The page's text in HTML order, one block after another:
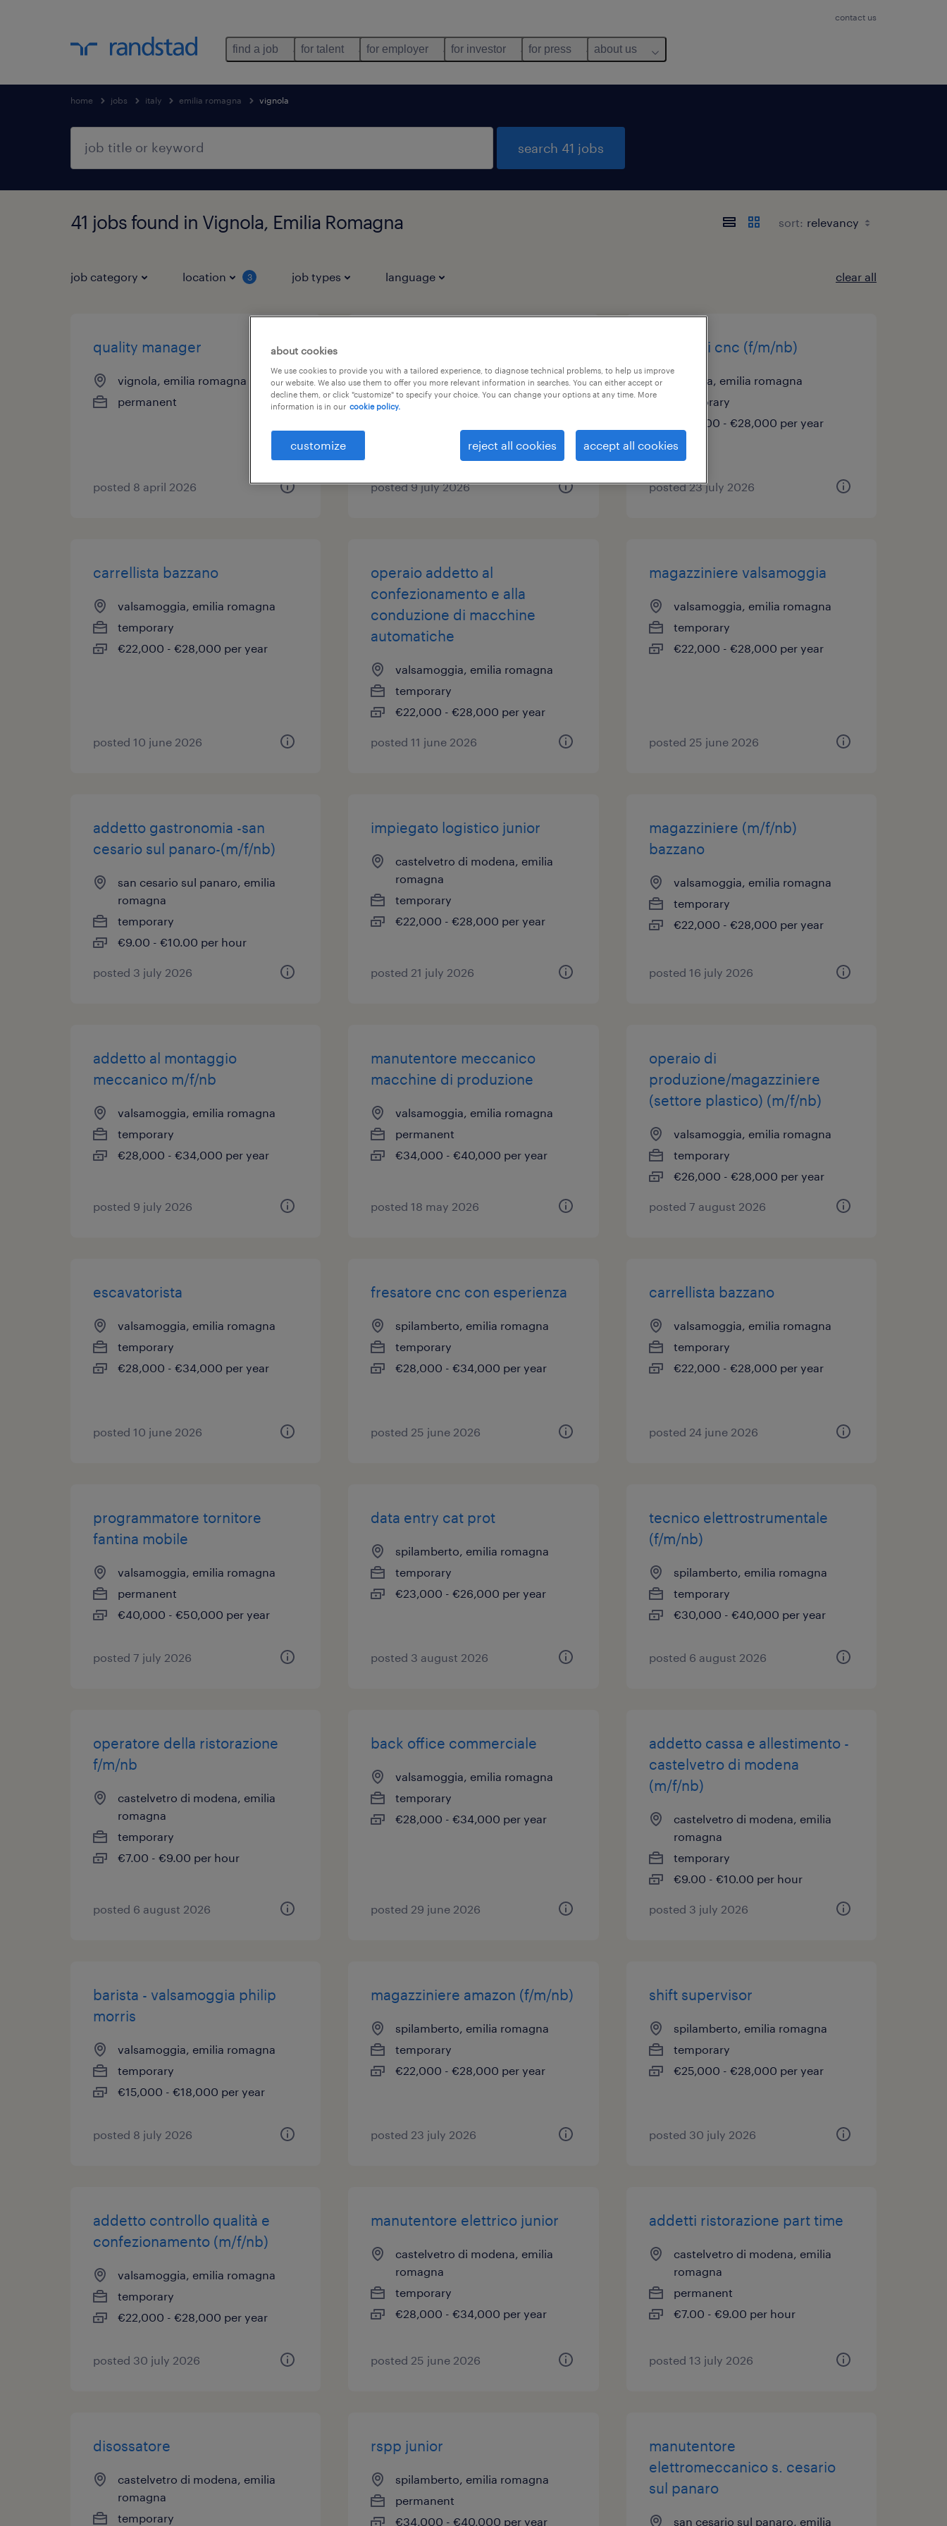
contact us
find a job for talent for employer for investor for press about us
home jobs italy emilia romagna vignola
search 41 jobs
41 jobs found in Vignola, Emilia Romagna sort:
job category location 3 job types language clear all
quality manager
vignola, emilia romagna
permanent
posted 8 april 2026
domiciliare) vignola (f/m/nb)
vignola, emilia romagna
€18,000 - €22,000 per year
posted 9 july 2026
operatori cnc (f/m/nb)
vignola, emilia romagna
temporary
€22,000 - €28,000 per year
posted 23 july 2026
carrellista bazzano
valsamoggia, emilia romagna
temporary
€22,000 - €28,000 per year
posted 10 june 2026
operaio addetto al
confezionamento e alla
conduzione di macchine
automatiche
valsamoggia, emilia romagna
temporary
€22,000 - €28,000 per year
posted 11 june 2026
magazziniere valsamoggia
valsamoggia, emilia romagna
temporary
€22,000 - €28,000 per year
posted 25 june 2026
addetto gastronomia -san
cesario sul panaro-(m/f/nb)
san cesario sul panaro, emilia
romagna
temporary
€9.00 - €10.00 per hour
posted 3 july 2026
impiegato logistico junior
castelvetro di modena, emilia
romagna
temporary
€22,000 - €28,000 per year
posted 21 july 2026
magazziniere (m/f/nb)
bazzano
valsamoggia, emilia romagna
temporary
€22,000 - €28,000 per year
posted 16 july 2026
addetto al montaggio
meccanico m/f/nb
valsamoggia, emilia romagna
temporary
€28,000 - €34,000 per year
posted 9 july 2026
manutentore meccanico
macchine di produzione
valsamoggia, emilia romagna
permanent
€34,000 - €40,000 per year
posted 18 may 2026
operaio di
produzione/magazziniere
(settore plastico) (m/f/nb)
valsamoggia, emilia romagna
temporary
€26,000 - €28,000 per year
posted 7 august 2026
escavatorista
valsamoggia, emilia romagna
temporary
€28,000 - €34,000 per year
posted 10 june 2026
fresatore cnc con esperienza
spilamberto, emilia romagna
temporary
€28,000 - €34,000 per year
posted 25 june 2026
carrellista bazzano
valsamoggia, emilia romagna
temporary
€22,000 - €28,000 per year
posted 24 june 2026
programmatore tornitore
fantina mobile
valsamoggia, emilia romagna
permanent
€40,000 - €50,000 per year
posted 7 july 2026
data entry cat prot
spilamberto, emilia romagna
temporary
€23,000 - €26,000 per year
posted 3 august 2026
tecnico elettrostrumentale
(f/m/nb)
spilamberto, emilia romagna
temporary
€30,000 - €40,000 per year
posted 6 august 2026
operatore della ristorazione
f/m/nb
castelvetro di modena, emilia
romagna
temporary
€7.00 - €9.00 per hour
posted 6 august 2026
back office commerciale
valsamoggia, emilia romagna
temporary
€28,000 - €34,000 per year
posted 29 june 2026
addetto cassa e allestimento -
castelvetro di modena
(m/f/nb)
castelvetro di modena, emilia
romagna
temporary
€9.00 - €10.00 per hour
posted 3 july 2026
barista - valsamoggia philip
morris
valsamoggia, emilia romagna
temporary
€15,000 - €18,000 per year
posted 8 july 2026
magazziniere amazon (f/m/nb)
spilamberto, emilia romagna
temporary
€22,000 - €28,000 per year
posted 23 july 2026
shift supervisor
spilamberto, emilia romagna
temporary
€25,000 - €28,000 per year
posted 30 july 2026
addetto controllo qualità e
confezionamento (m/f/nb)
valsamoggia, emilia romagna
temporary
€22,000 - €28,000 per year
posted 30 july 2026
manutentore elettrico junior
castelvetro di modena, emilia
romagna
temporary
€28,000 - €34,000 per year
posted 25 june 2026
addetti ristorazione part time
castelvetro di modena, emilia
romagna
permanent
€7.00 - €9.00 per hour
posted 13 july 2026
disossatore
castelvetro di modena, emilia
romagna
temporary
rspp junior
spilamberto, emilia romagna
permanent
€34,000 - €40,000 per year
manutentore
elettromeccanico s. cesario
sul panaro
san cesario sul panaro, emilia
about cookies
We use cookies to provide you with a tailored experience, to diagnose technical problems, to help us improve
our website. We also use them to offer you more relevant information in searches. You can either accept or
decline them, or click "customize" to specify your choice. You can change your options at any time. More
information is in our cookie policy.
customize reject all cookies accept all cookies